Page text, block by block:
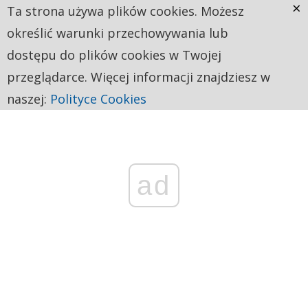
ad
Ta strona używa plików cookies. Możesz
określić warunki przechowywania lub
dostępu do plików cookies w Twojej
przeglądarce. Więcej informacji znajdziesz w
naszej: Polityce Cookies
×